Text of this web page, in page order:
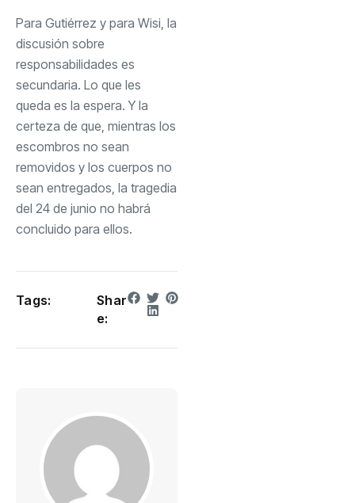
Para Gutiérrez y para Wisi, la
discusión sobre
responsabilidades es
secundaria. Lo que les
queda es la espera. Y la
certeza de que, mientras los
escombros no sean
removidos y los cuerpos no
sean entregados, la tragedia
del 24 de junio no habrá
concluido para ellos.
Tags:
Shar
e: